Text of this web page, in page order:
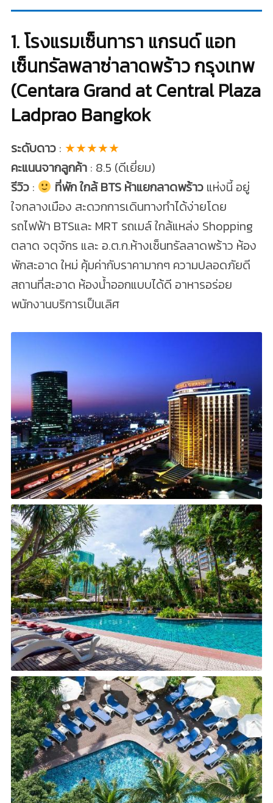
1. โรงแรมเซ็นทารา แกรนด์ แอท
เซ็นทรัลพลาซ่าลาดพร้าว กรุงเทพ
(Centara Grand at Central Plaza
Ladprao Bangkok
ระดับดาว: ★★★★★
คะแนนจากลูกค้า: 8.5 (ดีเยี่ยม)
รีวิว: ที่พัก ใกล้ BTS ห้าแยกลาดพร้าวแห่งนี้ อยู่
ใจกลางเมือง สะดวกการเดินทางทำได้ง่ายโดย
รถไฟฟ้า BTSและ MRT รถเมล์ ใกล้แหล่ง Shopping
ตลาด จตุจักร และ อ.ต.ก.ห้างเซ็นทรัลลาดพร้าว ห้อง
พักสะอาด ใหม่ คุ้มค่ากับราคามากๆ ความปลอดภัยดี
สถานที่สะอาด ห้องน้ำออกแบบได้ดี อาหารอร่อย
พนักงานบริการเป็นเลิศ